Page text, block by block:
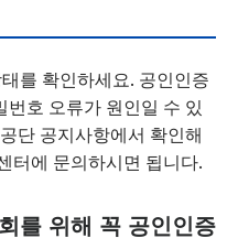
를 확인하세요. 공인인증
호 오류가 원인일 수 있
단 공지사항에서 확인해
터에 문의하시면 됩니다.
를 위해 꼭 공인인증